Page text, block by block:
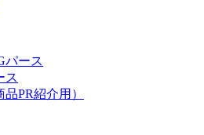
パース
ス
PR紹介用）